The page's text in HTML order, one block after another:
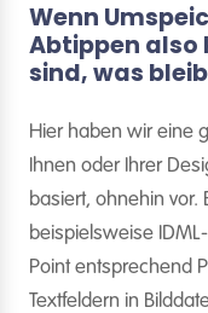
Wenn
Abtippen also
sind, was
Hier haben wir eine
Ihnen oder Ihrer
basiert, ohnehin vor.
beispielsweise
Point entsprechend
Textfeldern in